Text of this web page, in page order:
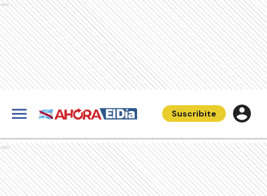
Ads
Suscribite
Ads